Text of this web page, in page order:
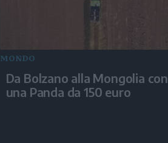
MONDO
Da Bolzano alla Mongolia con
una Panda da 150 euro